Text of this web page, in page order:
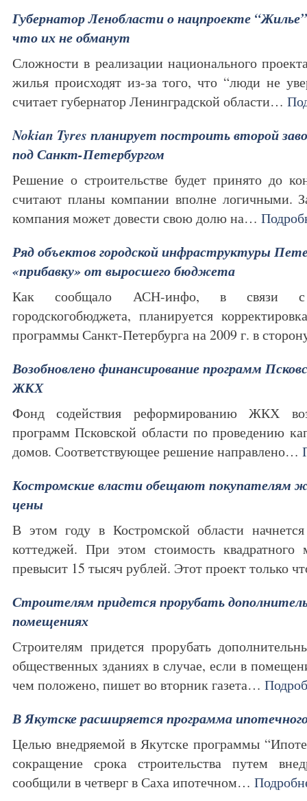
Губернатор Ленобласти о нацпроекте
что их не обманут
Сложности в реализации национального
жилья происходят из-за того, что “люди не
считает губернатор Ленинградской области…
Nokian Tyres планирует построить второй
под Санкт-Петербургом
Решение о строительстве будет принято до
считают планы компании вполне логичными.
компания может довести свою долю на…
Ряд объектов городской инфраструктуры
«прибавку» от выросшего бюджета
Как сообщало АСН-инфо, в связи с
городскогобюджета, планируется
программы Санкт-Петербурга на 2009 г. в
Возобновлено финансирование программ
ЖКХ
Фонд содействия реформированию ЖКХ
программ Псковской области по проведению
домов. Соответствующее решение направлено…
Костромские власти обещают покупателям
цены
В этом году в Костромской области
коттеджей. При этом стоимость квадратного
превысит 15 тысяч рублей. Этот проект только
Строителям придется прорубать
помещениях
Строителям придется прорубать
общественных зданиях в случае, если в
чем положено, пишет во вторник газета…
В Якутске расширяется программа
Целью внедряемой в Якутске программы
сокращение срока строительства путем
сообщили в четверг в Саха ипотечном…